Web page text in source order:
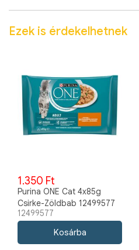
Ezek is érdekelhetnek
1.350 Ft
Purina ONE Cat 4x85g
Csirke-Zöldbab 12499577
12499577